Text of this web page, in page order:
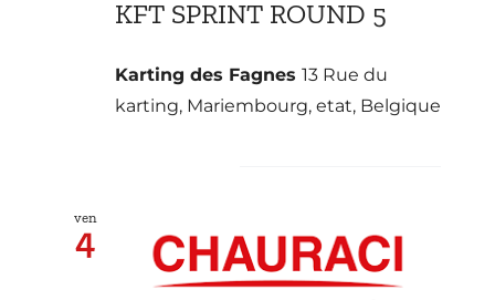
KFT SPRINT ROUND 5
Karting des Fagnes 13 Rue du
karting, Mariembourg, etat, Belgique
ven
4